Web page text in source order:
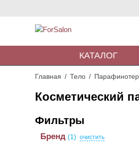
КАТАЛОГ
Главная Тело
Косметический
Бренд (1)